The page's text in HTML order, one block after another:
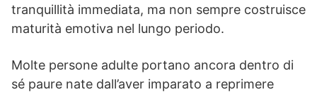
tranquillità immediata, ma non sempre costruisce
maturità emotiva nel lungo periodo.
Molte persone adulte portano ancora dentro di
sé paure nate dall’aver imparato a reprimere